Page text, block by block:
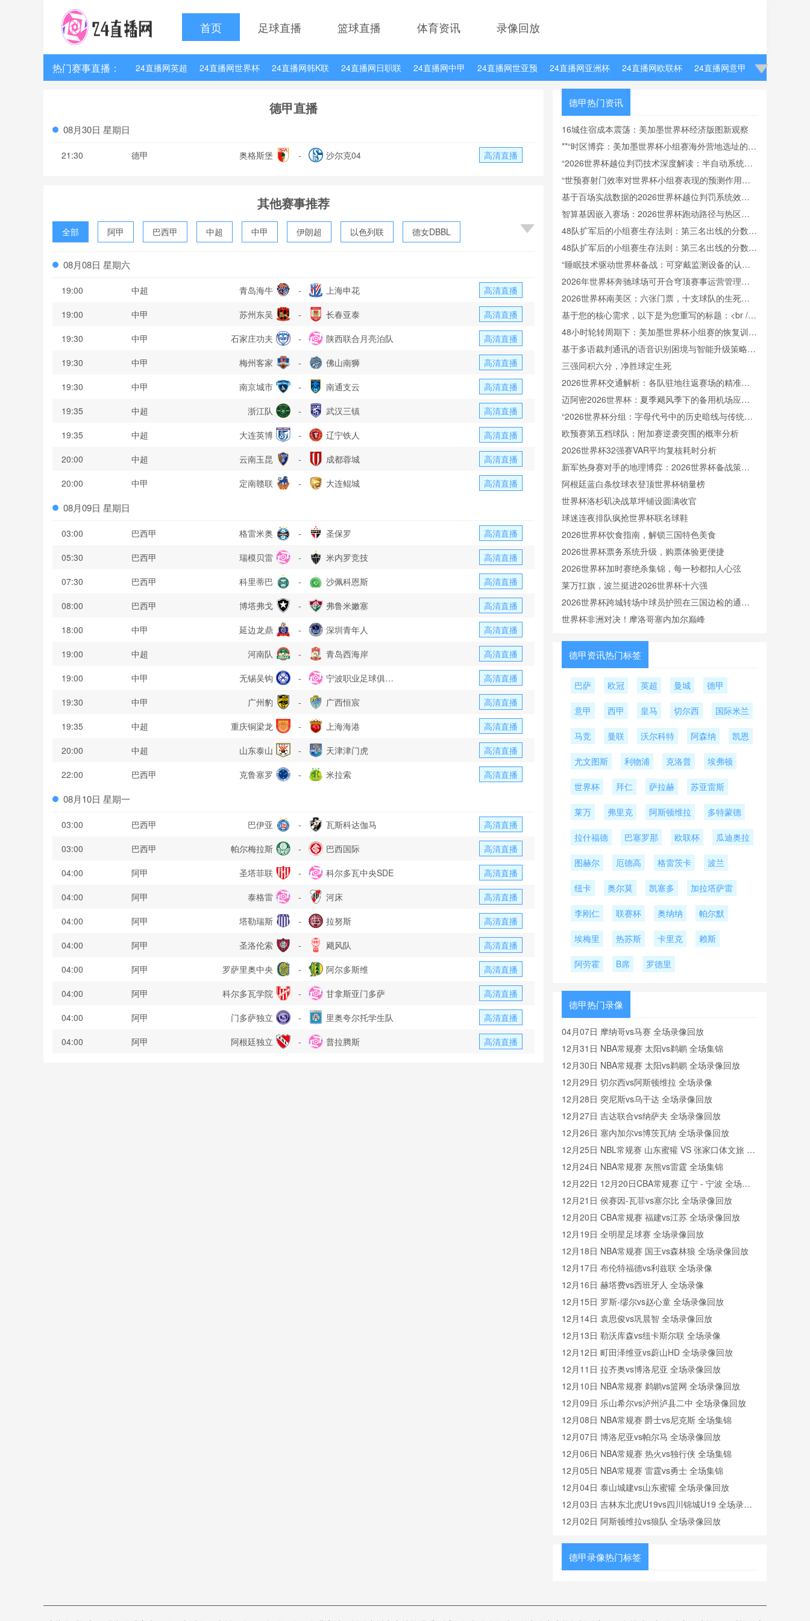
首页 足球直播 篮球直播 体育资讯 录像回放
热门赛事直播： 24直播网英超 24直播网世界杯 24直播网韩K联 24直播网日职联 24直播网中甲 24直播网世亚预 24直播网亚洲杯 24直播网欧联杯 24直播网意甲
德甲直播
08月30日 星期日
21:30 德甲 奥格斯堡 - 沙尔克04 高清直播
其他赛事推荐
全部 阿甲 巴西甲 中超 中甲 伊朗超 以色列联 德女DBBL
波黑联
08月08日 星期六
19:00 中超 青岛海牛 - 上海申花
高清直播
19:00
中甲 苏州东吴 - 长春亚泰
高清直播
19:30
中甲 石家庄功夫 - 陕西联合月亮泊队
高清直播
19:30
中甲 梅州客家 - 佛山南狮
高清直播
19:30
中甲 南京城市 - 南通支云
高清直播
19:35
中超 浙江队 - 武汉三镇
高清直播
19:35
中超 大连英博 - 辽宁铁人
高清直播
20:00
中超 云南玉昆 - 成都蓉城
高清直播
20:00
中甲 定南赣联 - 大连鲲城 高清直播
08月09日 星期日
03:00 巴西甲 格雷米奥 - 圣保罗
高清直播
05:30
巴西甲 瑞模贝雷 - 米内罗竞技
高清直播
07:30
巴西甲 科里蒂巴 - 沙佩科恩斯
高清直播
08:00
巴西甲 博塔弗戈 - 弗鲁米嫩塞
高清直播
18:00
中甲 延边龙鼎 - 深圳青年人
高清直播
19:00
中超 河南队 - 青岛西海岸
高清直播
19:00
中甲 无锡吴钩 -
宁波职业足球俱乐
部
高清直播
19:30
中甲 广州豹 - 广西恒宸
高清直播
19:35
中超 重庆铜梁龙 - 上海海港
高清直播
20:00
中超 山东泰山 - 天津津门虎
高清直播
22:00
巴西甲 克鲁塞罗 - 米拉索 高清直播
08月10日 星期一
03:00 巴西甲 巴伊亚 - 瓦斯科达伽马
高清直播
03:00
巴西甲 帕尔梅拉斯 - 巴西国际
高清直播
04:00
阿甲 圣塔菲联 - 科尔多瓦中央SDE
高清直播
04:00
阿甲 泰格雷 - 河床
高清直播
04:00
阿甲 塔勒瑞斯 - 拉努斯
高清直播
04:00
阿甲 圣洛伦索 - 飓风队
高清直播
04:00
阿甲 罗萨里奥中央 - 阿尔多斯维
高清直播
04:00
阿甲 科尔多瓦学院 - 甘拿斯亚门多萨
高清直播
04:00
阿甲 门多萨独立 - 里奥夸尔托学生队
高清直播
04:00
阿甲 阿根廷独立 - 普拉腾斯 高清直播
德甲热门资讯
16城住宿成本震荡：美加墨世界杯经济版图新观察
**“时区博弈：美加墨世界杯小组赛海外营地选址的飞
行效率与竞技适应模型”**
“2026世界杯越位判罚技术深度解读：半自动系统帧
率实测与算法逻辑全解析”
“世预赛射门效率对世界杯小组赛表现的预测作用分
析”
基于百场实战数据的2026世界杯越位判罚系统效能
前瞻模型
智算基因嵌入赛场：2026世界杯跑动路径与热区数
据实时回传
48队扩军后的小组赛生存法则：第三名出线的分数底
线与晋级密码
48队扩军后的小组赛生存法则：第三名出线的分数底
线与晋级密码
“睡眠技术驱动世界杯备战：可穿戴监测设备的认证
规范与竞技表现验证研究”
2026年世界杯奔驰球场可开合穹顶赛事运营管理指
南
2026世界杯南美区：六张门票，十支球队的生死竞
速
基于您的核心需求，以下是为您重写的标题：<br />
<br /> **供应链时间弹性：美加墨海关节点对世界杯
球队后勤保障的冲击效应评估**
48小时轮转周期下：美加墨世界杯小组赛的恢复训练
体系优化方案
基于多语裁判通讯的语音识别困境与智能升级策略
——2026美加墨世界杯的实证视角
三强同积六分，净胜球定生死
2026世界杯交通解析：各队驻地往返赛场的精准通
勤时间表
迈阿密2026世界杯：夏季飓风季下的备用机场应急
方案
“2026世界杯分组：字母代号中的历史暗线与传统逻
辑”
欧预赛第五档球队：附加赛逆袭突围的概率分析
2026世界杯32强赛VAR平均复核耗时分析
新军热身赛对手的地理博弈：2026世界杯备战策略
解析
阿根廷蓝白条纹球衣登顶世界杯销量榜
世界杯洛杉矶决战草坪铺设圆满收官
球迷连夜排队疯抢世界杯联名球鞋
2026世界杯饮食指南，解锁三国特色美食
2026世界杯票务系统升级，购票体验更便捷
2026世界杯加时赛绝杀集锦，每一秒都扣人心弦
莱万扛旗，波兰挺进2026世界杯十六强
2026世界杯跨城转场中球员护照在三国边检的通关
时效
世界杯非洲对决！摩洛哥塞内加尔巅峰
德甲资讯热门标签
巴萨 欧冠 英超 曼城 德甲
意甲 西甲 皇马 切尔西 国际米兰
马竞 曼联 沃尔科特 阿森纳 凯恩
尤文图斯 利物浦 克洛普 埃弗顿
世界杯 拜仁 萨拉赫 苏亚雷斯
莱万 弗里克 阿斯顿维拉 多特蒙德
拉什福德 巴塞罗那 欧联杯 瓜迪奥拉
图赫尔 厄德高 格雷茨卡 波兰
纽卡 奥尔莫 凯塞多 加拉塔萨雷
李刚仁 联赛杯 奥纳纳 帕尔默
埃梅里 热苏斯 卡里克 赖斯
阿劳霍 B席 罗德里
德甲热门录像
04月07日 摩纳哥vs马赛 全场录像回放
12月31日 NBA常规赛 太阳vs鹈鹕 全场集锦
12月30日 NBA常规赛 太阳vs鹈鹕 全场录像回放
12月29日 切尔西vs阿斯顿维拉 全场录像
12月28日 突尼斯vs乌干达 全场录像回放
12月27日 吉达联合vs纳萨夫 全场录像回放
12月26日 塞内加尔vs博茨瓦纳 全场录像回放
12月25日 NBL常规赛 山东蜜獾 VS 张家口体文旅 全
场录像
12月24日 NBA常规赛 灰熊vs雷霆 全场集锦
12月22日 12月20日CBA常规赛 辽宁 - 宁波 全场录
像
12月21日 侯赛因-瓦菲vs塞尔比 全场录像回放
12月20日 CBA常规赛 福建vs江苏 全场录像回放
12月19日 全明星足球赛 全场录像回放
12月18日 NBA常规赛 国王vs森林狼 全场录像回放
12月17日 布伦特福德vs利兹联 全场录像
12月16日 赫塔费vs西班牙人 全场录像
12月15日 罗斯-缪尔vs赵心童 全场录像回放
12月14日 袁思俊vs巩晨智 全场录像回放
12月13日 勒沃库森vs纽卡斯尔联 全场录像
12月12日 町田泽维亚vs蔚山HD 全场录像回放
12月11日 拉齐奥vs博洛尼亚 全场录像回放
12月10日 NBA常规赛 鹈鹕vs篮网 全场录像回放
12月09日 乐山希尔vs泸州泸县二中 全场录像回放
12月08日 NBA常规赛 爵士vs尼克斯 全场集锦
12月07日 博洛尼亚vs帕尔马 全场录像回放
12月06日 NBA常规赛 热火vs独行侠 全场集锦
12月05日 NBA常规赛 雷霆vs勇士 全场集锦
12月04日 泰山城建vs山东蜜獾 全场录像回放
12月03日 吉林东北虎U19vs四川锦城U19 全场录像
回放
12月02日 阿斯顿维拉vs狼队 全场录像回放
德甲录像热门标签